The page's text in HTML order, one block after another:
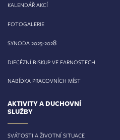
KALENDÁŘ AKCÍ
FOTOGALERIE
SYNODA 2025-2028
DIECÉZNÍ BISKUP VE FARNOSTECH
NABÍDKA PRACOVNÍCH MÍST
AKTIVITY A DUCHOVNÍ
SLUŽBY
SVÁTOSTI A ŽIVOTNÍ SITUACE